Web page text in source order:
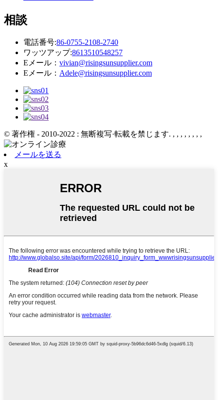
相談
電話番号:86-0755-2108-2740
ワッツアップ:8613510548257
Eメール： vivian@risingsunsupplier.com
Eメール： Adele@risingsunsupplier.com
© 著作権 - 2010-2022 : 無断複写·転載を禁じます. , , , , , , , ,
メールを送る
x